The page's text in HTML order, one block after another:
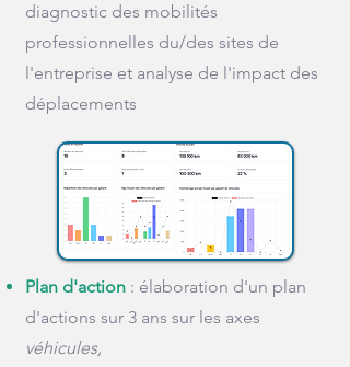
diagnostic des mobilités
professionnelles du/des sites de
l'entreprise et analyse de l'impact des
déplacements
Plan d'action : élaboration d'un plan
d'actions sur 3 ans sur les axes
véhicules,